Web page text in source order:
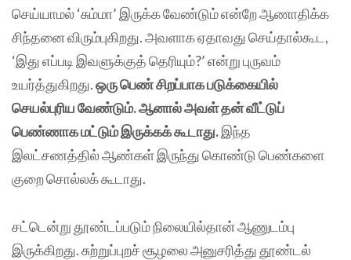
செய்யாமல் ‘சும்மா’ இருக்க வேண்டும் என்றே ஆணாதிக்க
சிந்தனை விரும்புகிறது. அவளாக ஏதாவது செய்தால்கூட,
‘இது எப்படி இவளுக்குத் தெரியும்?’ என்று‌ புருவம்
உயர்த்துகிறது.ஒரு பெண் சிறப்பாக படுக்கையில்
செயல்புரிய வேண்டும். ஆனால் அவள் தன் வீட்டுப்
பெண்ணாக மட்டும் இருக்கக் கூடாது.இந்த
இலட்சணத்தில் ஆண்கள் இருந்து கொண்டு பெண்களை
குறை சொல்லக் கூடாது.
சட்டென்று தூண்டப்படும் நிலையில்தான் ஆணுடம்பு
இருக்கிறது. சுற்றுப்புறச் சூழலை அனுசரித்து தூண்டல்